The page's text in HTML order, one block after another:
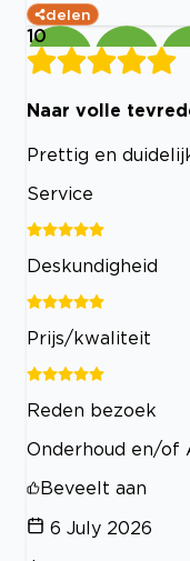
delen
10
Naar volle
Prettig en
Service
Deskundigheid
Prijs/kwaliteit
Reden bezoek
Onderhoud en/of
Beveelt aan
6 July 2026